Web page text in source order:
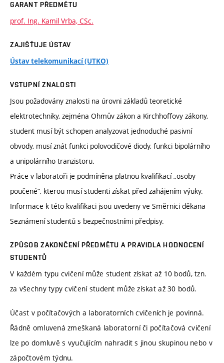
GARANT PŘEDMĚTU
prof. Ing. Kamil Vrba, CSc.
ZAJIŠŤUJE ÚSTAV
Ústav telekomunikací (UTKO)
VSTUPNÍ ZNALOSTI
Jsou požadovány znalosti na úrovni základů teoretické
elektrotechniky, zejména Ohmův zákon a Kirchhoffovy zákony,
student musí být schopen analyzovat jednoduché pasivní
obvody, musí znát funkci polovodičové diody, funkci bipolárního
a unipolárního tranzistoru.
Práce v laboratoři je podmíněna platnou kvalifikací „osoby
poučené“, kterou musí studenti získat před zahájením výuky.
Informace k této kvalifikaci jsou uvedeny ve Směrnici děkana
Seznámení studentů s bezpečnostními předpisy.
ZPŮSOB ZAKONČENÍ PŘEDMĚTU A PRAVIDLA HODNOCENÍ
STUDENTŮ
V každém typu cvičení může student získat až 10 bodů, tzn.
za všechny typy cvičení student může získat až 30 bodů.
Účast v počítačových a laboratorních cvičeních je povinná.
Řádně omluvená zmeškaná laboratorní či počítačová cvičení
lze po domluvě s vyučujícím nahradit s jinou skupinou nebo v
zápočtovém týdnu.